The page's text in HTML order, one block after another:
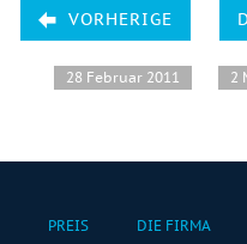
VORHERIGE
28 Februar 2011 2
PREIS DIE FIRMA